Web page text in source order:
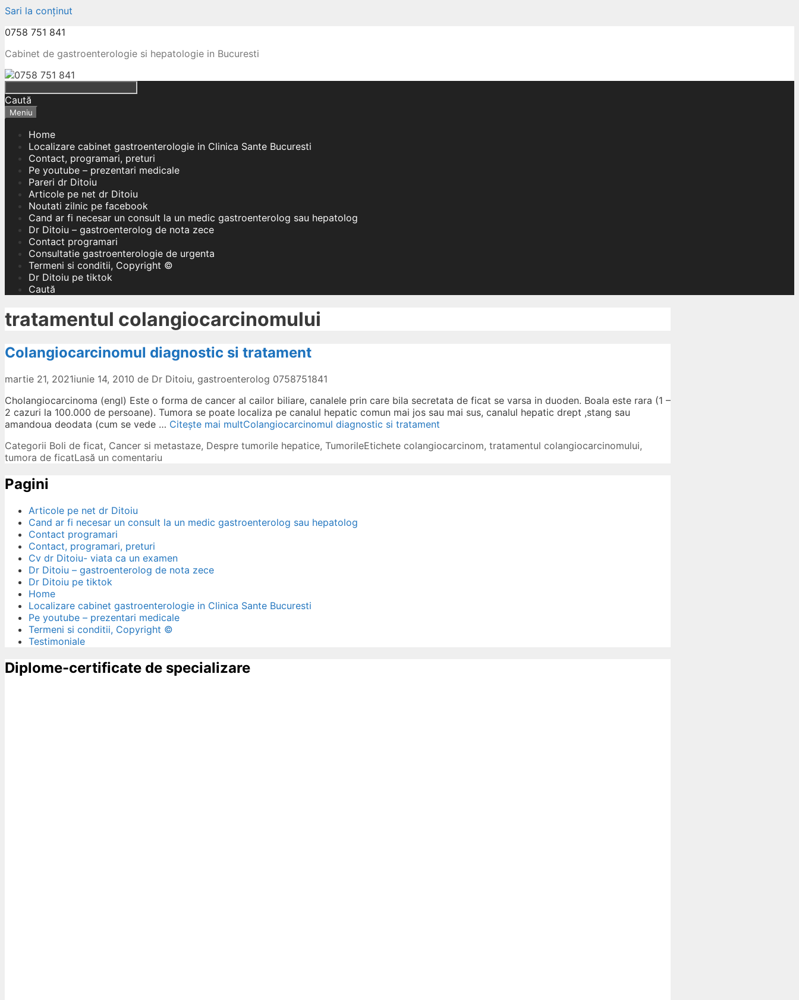
Sari la conținut
0758 751 841
Cabinet de gastroenterologie si hepatologie in Bucuresti
Caută
Meniu
Home
Localizare cabinet gastroenterologie in Clinica Sante Bucuresti
Contact, programari, preturi
Pe youtube – prezentari medicale
Pareri dr Ditoiu
Articole pe net dr Ditoiu
Noutati zilnic pe facebook
Cand ar fi necesar un consult la un medic gastroenterolog sau hepatolog
Dr Ditoiu – gastroenterolog de nota zece
Contact programari
Consultatie gastroenterologie de urgenta
Termeni si conditii, Copyright ©
Dr Ditoiu pe tiktok
Caută
tratamentul colangiocarcinomului
Colangiocarcinomul diagnostic si tratament
martie 21, 2021iunie 14, 2010 de Dr Ditoiu, gastroenterolog 0758751841
Cholangiocarcinoma (engl) Este o forma de cancer al cailor biliare, canalele prin care bila secretata de ficat se varsa in duoden. Boala este rara (1 –
2 cazuri la 100.000 de persoane). Tumora se poate localiza pe canalul hepatic comun mai jos sau mai sus, canalul hepatic drept ,stang sau
amandoua deodata (cum se vede … Citește mai multColangiocarcinomul diagnostic si tratament
Categorii Boli de ficat, Cancer si metastaze, Despre tumorile hepatice, TumorileEtichete colangiocarcinom, tratamentul colangiocarcinomului,
tumora de ficatLasă un comentariu
Pagini
Articole pe net dr Ditoiu
Cand ar fi necesar un consult la un medic gastroenterolog sau hepatolog
Contact programari
Contact, programari, preturi
Cv dr Ditoiu- viata ca un examen
Dr Ditoiu – gastroenterolog de nota zece
Dr Ditoiu pe tiktok
Home
Localizare cabinet gastroenterologie in Clinica Sante Bucuresti
Pe youtube – prezentari medicale
Termeni si conditii, Copyright ©
Testimoniale
Diplome-certificate de specializare